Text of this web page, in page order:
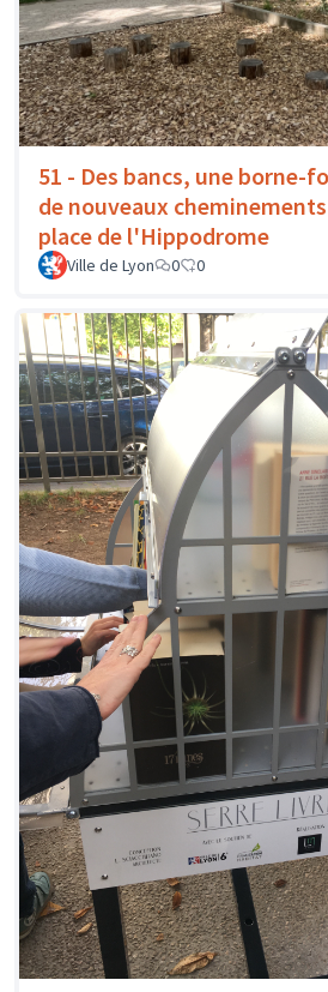
51 - Des bancs, une borne-
de nouveaux
place de l'Hippodrome
Ville de Lyon 0 0